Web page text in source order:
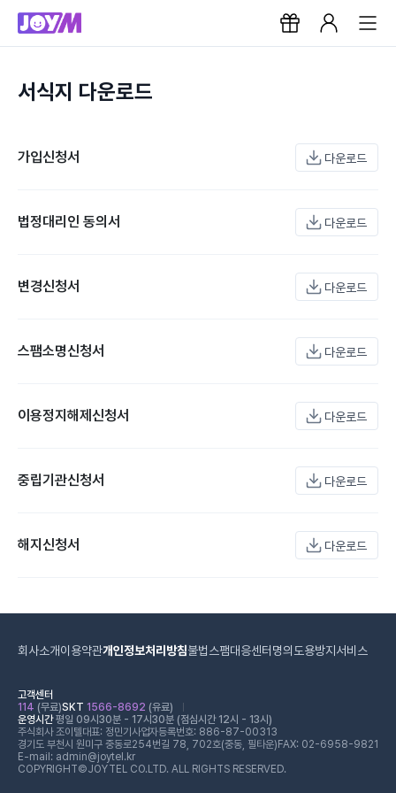
서식지 다운로드
가입신청서 다운로드
법정대리인 동의서 다운로드
변경신청서 다운로드
스팸소명신청서 다운로드
이용정지해제신청서 다운로드
중립기관신청서 다운로드
해지신청서 다운로드
회사소개이용약관개인정보처리방침불법스팸대응센터 명의도용방지서비스
고객센터
114 (무료)SKT 1566-8692 (유료)
운영시간평일 09시30분 - 17시30분 (점심시간 12시 - 13시)
주식회사 조이텔대표: 정민기 사업자등록번호: 886-87-00313
경기도 부천시 원미구 중동로254번길 78, 702호(중동, 필타운) FAX: 02-6958-9821
E-mail: admin@joytel.kr
COPYRIGHT©JOYTEL CO.LTD. ALL RIGHTS RESERVED.